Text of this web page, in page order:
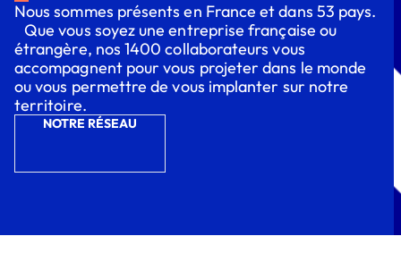
Nous sommes présents en France et dans 53 pays.
Que vous soyez une entreprise française ou
étrangère, nos 1400 collaborateurs vous
accompagnent pour vous projeter dans le monde
ou vous permettre de vous implanter sur notre
territoire.
NOTRE RÉSEAU